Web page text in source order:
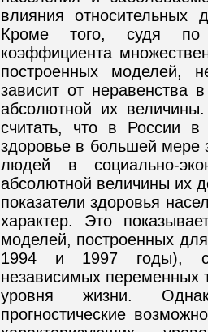
влияния
Кроме того, судя по
коэффициента
построенных моделей,
зависит от неравенства
абсолютной их
считать, что в России
здоровье в большей мере
людей в социально-
абсолютной величины их
показатели здоровья
характер. Это
моделей, построенных
1994 и 1997 годы), с
независимых переменных
уровня жизни.
прогностические